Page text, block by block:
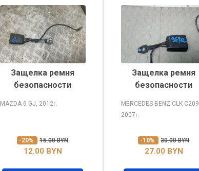
Защелка ремня
безопасности
MAZDA 6 GJ, 2012г.
-20% 15.00 BYN
12.00 BYN
Защелка ремня
безопасности
MERCEDES BENZ CLK C209,
2007г.
-10% 30.00 BYN
27.00 BYN